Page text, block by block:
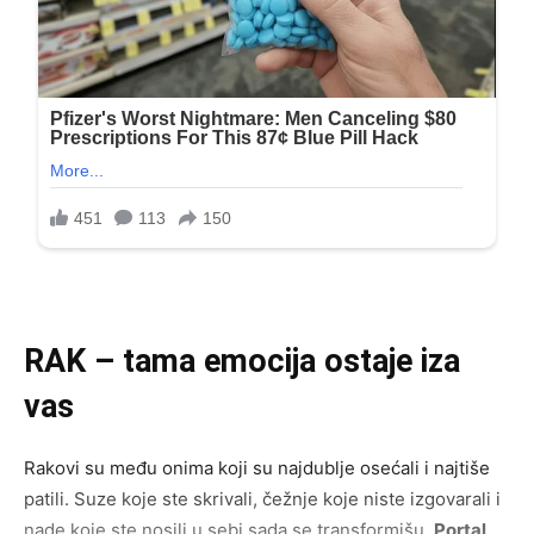
RAK – tama emocija ostaje iza
vas
Rakovi su među onima koji su najdublje osećali i najtiše
patili. Suze koje ste skrivali, čežnje koje niste izgovarali i